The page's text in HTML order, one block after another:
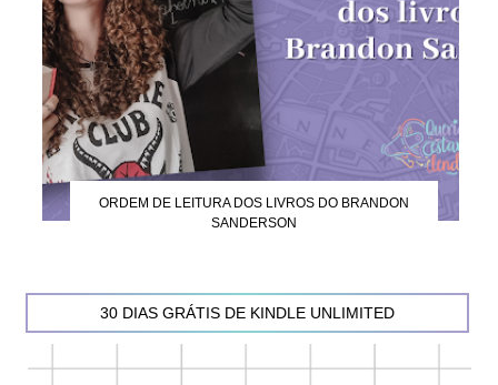
ORDEM DE LEITURA DOS LIVROS DO BRANDON
SANDERSON
30 DIAS GRÁTIS DE KINDLE UNLIMITED